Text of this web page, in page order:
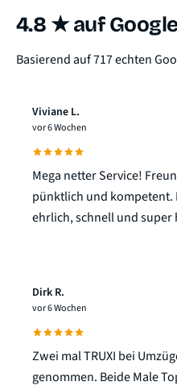
4.8 ★ auf Google
Basierend auf 717 echten
Viviane L.
vor 6 Wochen
Mega netter Service!
pünktlich und kompetent.
ehrlich, schnell und super
Dirk R.
vor 6 Wochen
Zwei mal TRUXI bei
genommen. Beide Male